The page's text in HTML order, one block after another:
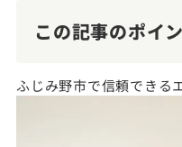
この記事のポイ
ふじみ野市で信頼できる